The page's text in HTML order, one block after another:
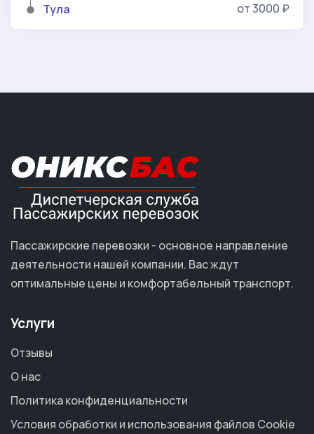
Тула
от 3000 ₽
Пассажирские перевозки - основное направление
деятельности нашей компании. Вас ждут
оптимальные цены и комфортабельный транспорт.
Услуги
Отзывы
О нас
Политика конфиденциальности
Условия обработки и использования файлов Cookie